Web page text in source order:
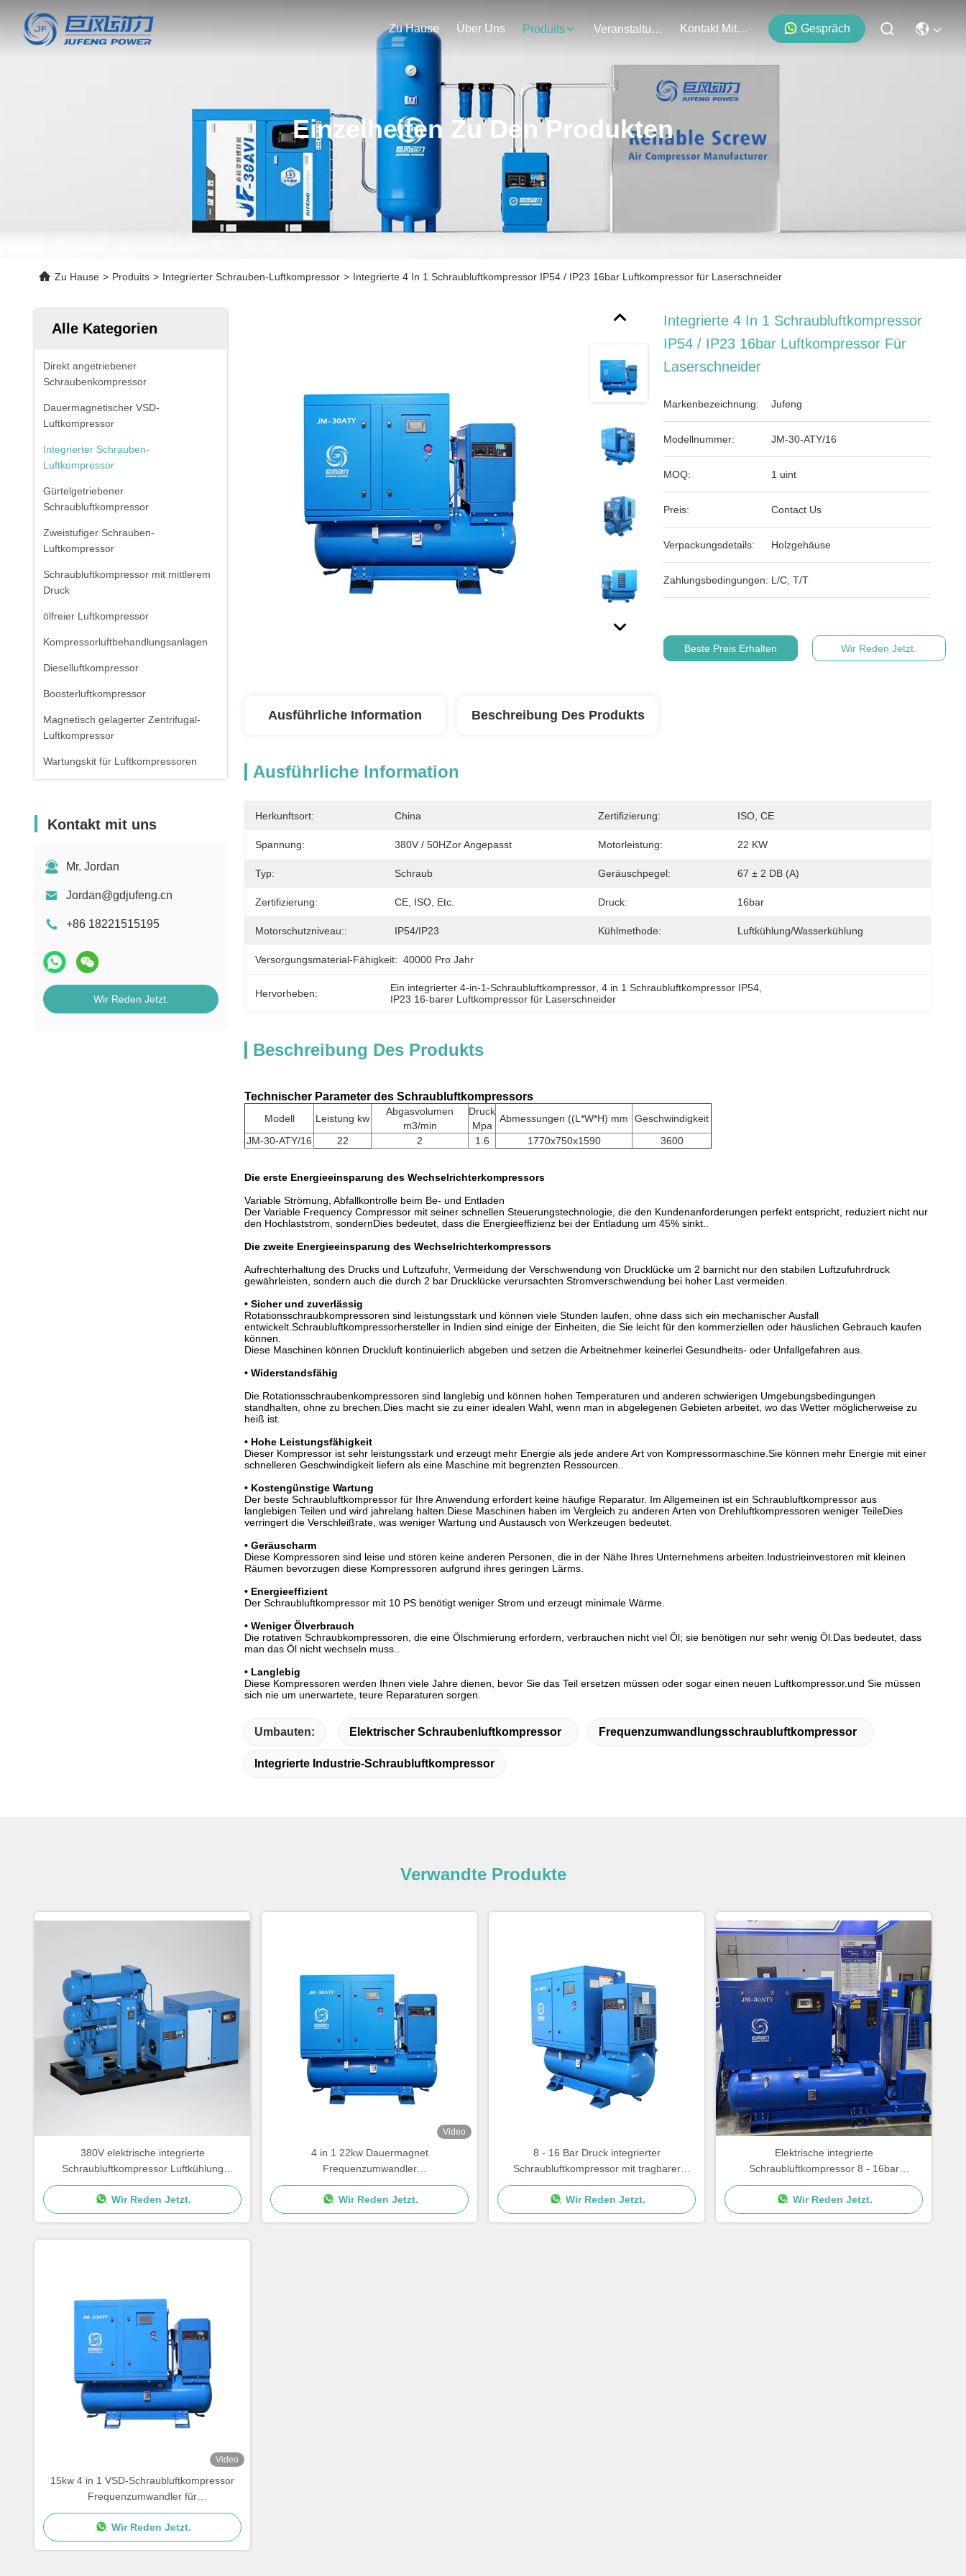
Zu Hause Über Uns Produits Veranstaltungen Kontakt Mit Uns Gespräch
Einzelheiten Zu Den Produkten
Zu Hause > Produits > Integrierter Schrauben-Luftkompressor > Integrierte 4 In 1 Schraubluftkompressor IP54 / IP23 16bar Luftkompressor für Laserschneider
Alle Kategorien
Direkt angetriebener
Schraubenkompressor
Dauermagnetischer VSD-
Luftkompressor
Integrierter Schrauben-
Luftkompressor
Gürtelgetriebener
Schraubluftkompressor
Zweistufiger Schrauben-
Luftkompressor
Schraubluftkompressor mit mittlerem
Druck
ölfreier Luftkompressor
Kompressorluftbehandlungsanlagen
Dieselluftkompressor
Boosterluftkompressor
Magnetisch gelagerter Zentrifugal-
Luftkompressor
Wartungskit für Luftkompressoren
Kontakt mit uns
Mr. Jordan
Jordan@gdjufeng.cn
+86 18221515195
Wir Reden Jetzt.
Integrierte 4 In 1 Schraubluftkompressor
IP54 / IP23 16bar Luftkompressor Für
Laserschneider
Markenbezeichnung: Jufeng
Modellnummer: JM-30-ATY/16
MOQ: 1 uint
Preis: Contact Us
Verpackungsdetails: Holzgehäuse
Zahlungsbedingungen: L/C, T/T
Beste Preis Erhalten Wir Reden Jetzt.
Ausführliche Information Beschreibung Des Produkts
Ausführliche Information
Herkunftsort: China Zertifizierung: ISO, CE
Spannung: 380V / 50HZor Angepasst Motorleistung: 22 KW
Typ: Schraub Geräuschpegel: 67 ± 2 DB (A)
Zertifizierung: CE, ISO, Etc. Druck: 16bar
Motorschutzniveau:: IP54/IP23 Kühlmethode: Luftkühlung/Wasserkühlung
Versorgungsmaterial-Fähigkeit: 40000 Pro Jahr
Hervorheben: Ein integrierter 4-in-1-Schraubluftkompressor , 4 in 1 Schraubluftkompressor IP54
IP23 16-barer Luftkompressor für Laserschneider
Beschreibung Des Produkts
Technischer Parameter des Schraubluftkompressors
Modell Leistung kw
Abgasvolumen
m3/min
Druck
Mpa
Abmessungen ((L*W*H) mm
Geschwindigkeit
JM-30-ATY/16
22 2 1.6 1770x750x1590 3600
Die erste Energieeinsparung des Wechselrichterkompressors
Variable Strömung, Abfallkontrolle beim Be- und Entladen
Der Variable Frequency Compressor mit seiner schnellen Steuerungstechnologie, die den Kundenanforderungen perfekt entspricht, reduziert nicht nur
den Hochlaststrom, sondernDies bedeutet, dass die Energieeffizienz bei der Entladung um 45% sinkt..
Die zweite Energieeinsparung des Wechselrichterkompressors
Aufrechterhaltung des Drucks und Luftzufuhr, Vermeidung der Verschwendung von Drucklücke um 2 barnicht nur den stabilen Luftzufuhrdruck
gewährleisten, sondern auch die durch 2 bar Drucklücke verursachten Stromverschwendung bei hoher Last vermeiden.
• Sicher und zuverlässig
Rotationsschraubkompressoren sind leistungsstark und können viele Stunden laufen, ohne dass sich ein mechanischer Ausfall
entwickelt.Schraubluftkompressorhersteller in Indien sind einige der Einheiten, die Sie leicht für den kommerziellen oder häuslichen Gebrauch kaufen
können.
Diese Maschinen können Druckluft kontinuierlich abgeben und setzen die Arbeitnehmer keinerlei Gesundheits- oder Unfallgefahren aus.
• Widerstandsfähig
Die Rotationsschraubenkompressoren sind langlebig und können hohen Temperaturen und anderen schwierigen Umgebungsbedingungen
standhalten, ohne zu brechen.Dies macht sie zu einer idealen Wahl, wenn man in abgelegenen Gebieten arbeitet, wo das Wetter möglicherweise zu
heiß ist.
• Hohe Leistungsfähigkeit
Dieser Kompressor ist sehr leistungsstark und erzeugt mehr Energie als jede andere Art von Kompressormaschine.Sie können mehr Energie mit einer
schnelleren Geschwindigkeit liefern als eine Maschine mit begrenzten Ressourcen..
• Kostengünstige Wartung
Der beste Schraubluftkompressor für Ihre Anwendung erfordert keine häufige Reparatur. Im Allgemeinen ist ein Schraubluftkompressor aus
langlebigen Teilen und wird jahrelang halten.Diese Maschinen haben im Vergleich zu anderen Arten von Drehluftkompressoren weniger TeileDies
verringert die Verschleißrate, was weniger Wartung und Austausch von Werkzeugen bedeutet.
• Geräuscharm
Diese Kompressoren sind leise und stören keine anderen Personen, die in der Nähe Ihres Unternehmens arbeiten.Industrieinvestoren mit kleinen
Räumen bevorzugen diese Kompressoren aufgrund ihres geringen Lärms.
• Energieeffizient
Der Schraubluftkompressor mit 10 PS benötigt weniger Strom und erzeugt minimale Wärme.
• Weniger Ölverbrauch
Die rotativen Schraubkompressoren, die eine Ölschmierung erfordern, verbrauchen nicht viel Öl; sie benötigen nur sehr wenig Öl.Das bedeutet, dass
man das Öl nicht wechseln muss..
• Langlebig
Diese Kompressoren werden Ihnen viele Jahre dienen, bevor Sie das Teil ersetzen müssen oder sogar einen neuen Luftkompressor.und Sie müssen
sich nie um unerwartete, teure Reparaturen sorgen.
Umbauten: Elektrischer Schraubenluftkompressor Frequenzumwandlungsschraubluftkompressor
Integrierte Industrie-Schraubluftkompressor
Verwandte Produkte
380V elektrische integrierte
Schraubluftkompressor Luftkühlung
angepasste Farbe
Wir Reden Jetzt.
Video
4 in 1 22kw Dauermagnet
Frequenzumwandler
Schraubluftkompressor für
Laserschneidmaschine
Wir Reden Jetzt.
8 - 16 Bar Druck integrierter
Schraubluftkompressor mit tragbarer
Konfiguration
Wir Reden Jetzt.
Elektrische integrierte
Schraubluftkompressor 8 - 16bar
kombinierte Schraubluftkompressor
Wir Reden Jetzt.
Video
15kw 4 in 1 VSD-Schraubluftkompressor
Frequenzumwandler für
Laserschneidmaschine
Wir Reden Jetzt.